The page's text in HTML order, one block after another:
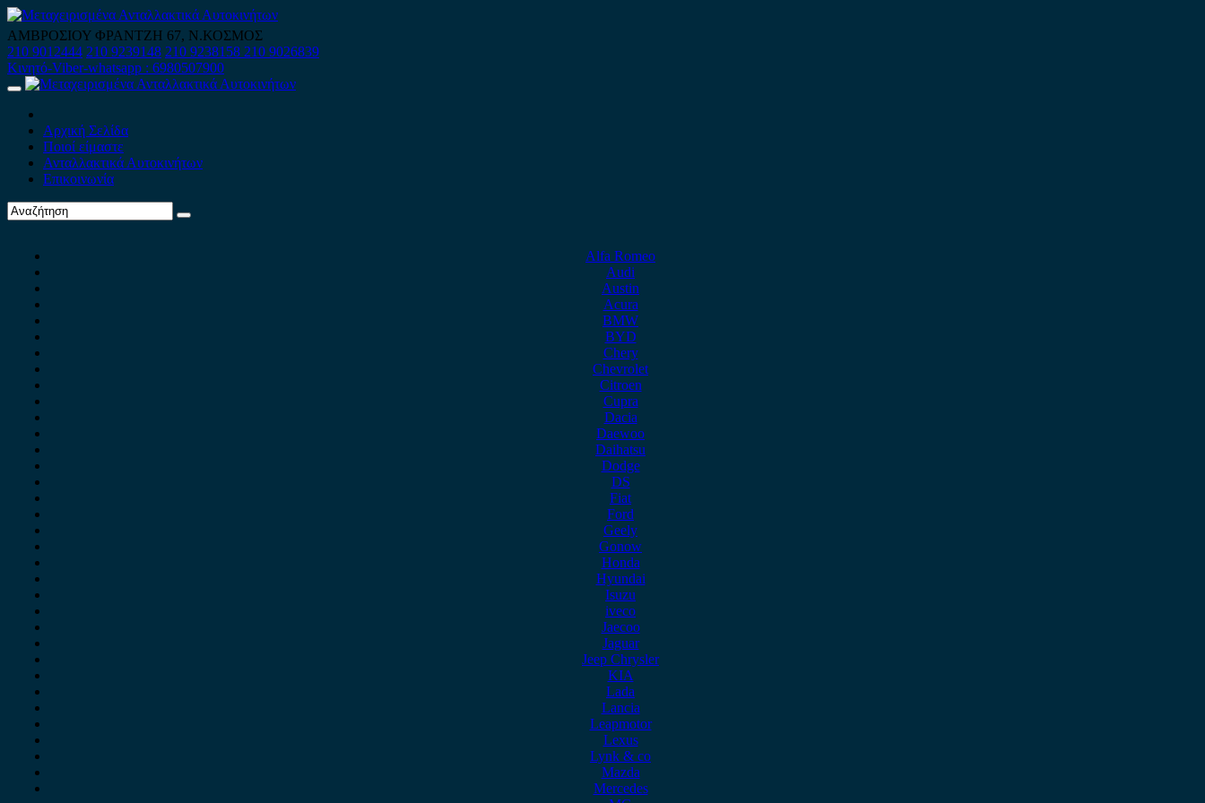
Skip
to
content
ΑΜΒΡΟΣΙΟΥ ΦΡΑΝΤΖΗ 67, Ν.ΚΟΣΜΟΣ
210 9012444 210 9239148 210 9238158 210 9026839
Κινητό-Viber-whatsapp : 6980507900
Primary
Αρχική Σελίδα
Ποιοί είμαστε
Ανταλλακτικά Αυτοκινήτων
Επικοινωνία
Alfa Romeo
Audi
Austin
Acura
BMW
BYD
Chery
Chevrolet
Citroen
Cupra
Dacia
Daewoo
Daihatsu
Dodge
DS
Fiat
Ford
Geely
Gonow
Honda
Hyundai
Isuzu
iveco
Jaecoo
Jaguar
Jeep Chrysler
KIA
Lada
Lancia
Leapmotor
Lexus
Lynk & co
Mazda
Mercedes